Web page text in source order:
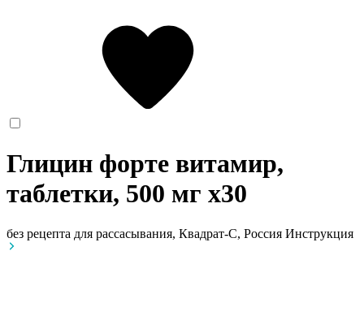
Глицин форте витамир,
таблетки, 500 мг x30
без рецепта для рассасывания, Квадрат-С, Россия Инструкция